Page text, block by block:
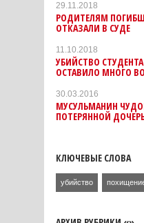
29.11.2018
РОДИТЕЛЯМ
ОТКАЗАЛИ В СУДЕ
11.10.2018
УБИЙСТВО
ОСТАВИЛО МНОГО
30.03.2016
МУСУЛЬМАНИН
ПОТЕРЯННОЙ
КЛЮЧЕВЫЕ СЛОВА
убийство